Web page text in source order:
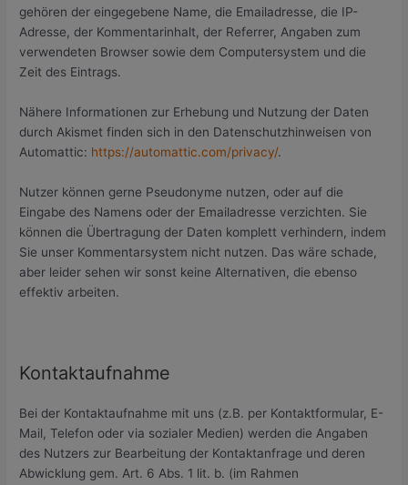
gehören der eingegebene Name, die Emailadresse, die IP-
Adresse, der Kommentarinhalt, der Referrer, Angaben zum
verwendeten Browser sowie dem Computersystem und die
Zeit des Eintrags.
Nähere Informationen zur Erhebung und Nutzung der Daten
durch Akismet finden sich in den Datenschutzhinweisen von
Automattic: https://automattic.com/privacy/.
Nutzer können gerne Pseudonyme nutzen, oder auf die
Eingabe des Namens oder der Emailadresse verzichten. Sie
können die Übertragung der Daten komplett verhindern, indem
Sie unser Kommentarsystem nicht nutzen. Das wäre schade,
aber leider sehen wir sonst keine Alternativen, die ebenso
effektiv arbeiten.
Kontaktaufnahme
Bei der Kontaktaufnahme mit uns (z.B. per Kontaktformular, E-
Mail, Telefon oder via sozialer Medien) werden die Angaben
des Nutzers zur Bearbeitung der Kontaktanfrage und deren
Abwicklung gem. Art. 6 Abs. 1 lit. b. (im Rahmen